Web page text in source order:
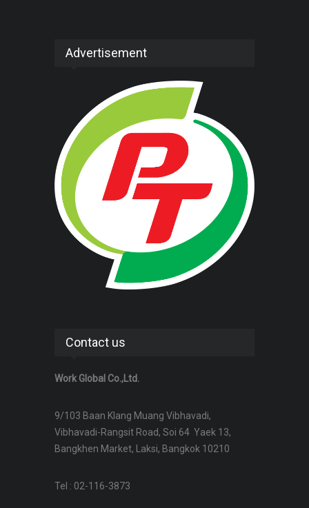
Advertisement
Contact us
Work Global Co.,Ltd.
9/103 Baan Klang Muang Vibhavadi,
Vibhavadi-Rangsit Road, Soi 64 Yaek 13,
Bangkhen Market, Laksi, Bangkok 10210
Tel : 02-116-3873